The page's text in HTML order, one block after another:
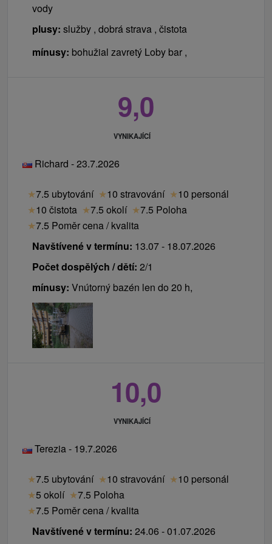
Ceník - Příplatky
Platí se na místě při příjezdu na recepci.
místní poplatek 0,82 € / osoba / noc
vody
plusy: služby , dobrá strava , čistota
mínusy: bohužial zavretý Loby bar ,
9,0
VYNIKAJÍCÍ
Richard - 23.7.2026
★7.5 ubytování ★10 stravování ★10 personál
★10 čistota ★7.5 okolí ★7.5 Poloha
★7.5 Poměr cena / kvalita
Navštívené v termínu: 13.07 - 18.07.2026
Počet dospělých / dětí: 2/1
mínusy: Vnútorný bazén len do 20 h,
10,0
VYNIKAJÍCÍ
Terezia - 19.7.2026
★7.5 ubytování ★10 stravování ★10 personál
★5 okolí ★7.5 Poloha
★7.5 Poměr cena / kvalita
Navštívené v termínu: 24.06 - 01.07.2026